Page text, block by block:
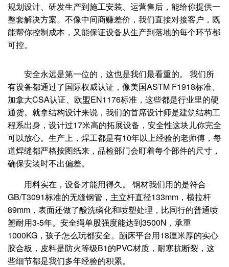
规划设计、研发生产到施工安装、运营售后，能给你提供一
整套解决方案。不像中间商赚差价，我们直接对接客户，既
能帮你控制成本，又能保证设备从生产到落地的每个环节都
可控。
安全永远是第一位的，这也是我们最看重的。 我们所
有设备都通过了国际权威认证，像美国ASTM F1918标准、
加拿大CSA认证、欧盟EN1176标准，这些都是行业里的硬
通货。就拿结构设计来说，我们的首席设计师是建筑结构工
程系出身，设计过17米高的拓展设备，安全性这块儿你完全
可以放心。生产上，焊工都是有10年以上经验的老师傅，每
道焊缝都严格按图纸来，品检部门会盯着每个部件的尺寸，
确保安装时不出偏差。
用料实在，设备才能用得久。 钢材我们用的是符合
GB/T3091标准的无缝钢管，主立杆直径133mm，横拉杆
89mm，表面还做了酸洗磷化和喷塑处理，比同行的普通喷
塑耐用3-5年。安全绳单股强度能达到3500N，承重
1000KG，孩子怎么玩都安全。蹦床平台用18厘米厚的实心
胶合板，皮料是防火等级B1的PVC材质，耐寒抗断裂，这
些细节都是我们多年经验的积累。